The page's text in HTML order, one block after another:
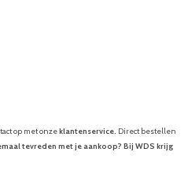
op met onzeklantenservice. Direct bestellen
tevreden met je aankoop? Bij WDS krijg